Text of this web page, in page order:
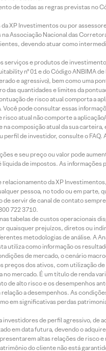
de todas as regras previstas no
XP Investimentos ou por
Associação Nacional das
devendo atuar como
serviços e produtos de
nº 01 e do Código
e agressivo), bem como uma
das quantidades e limites da
de risco atual comporta a
pode consultar essas
risco atual não comporte a
composição atual da sua
de investidor, consulte o
e seu preço ou valor pode
de impostos. As
da XP
pessoa, no todo ou em
servir de canal de contato
722 3710.
tabelas de custos operacionais
quaisquer prejuízos, diretos ou
metodologias de análise.
utiliza como informação os
de mercado, o cenário
dos ativos, com utilização de
no mercado. É um título de renda
de alto risco e os desempenhos
a desempenhos. As
em significativas perdas
de perfil agressivo,
em data futura, devendo o
altas relações de
do cliente não está